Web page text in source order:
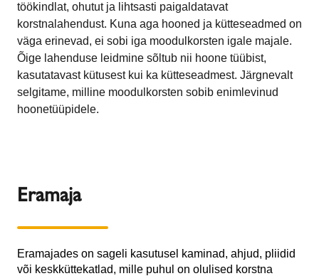
töökindlat, ohutut ja lihtsasti paigaldatavat
korstnalahendust. Kuna aga hooned ja kütteseadmed on
väga erinevad, ei sobi iga moodulkorsten igale majale.
Õige lahenduse leidmine sõltub nii hoone tüübist,
kasutatavast kütusest kui ka kütteseadmest. Järgnevalt
selgitame, milline moodulkorsten sobib enimlevinud
hoonetüüpidele.
Eramaja
Eramajades on sageli kasutusel kaminad, ahjud, pliidid
või keskküttekatlad, mille puhul on olulised korstna